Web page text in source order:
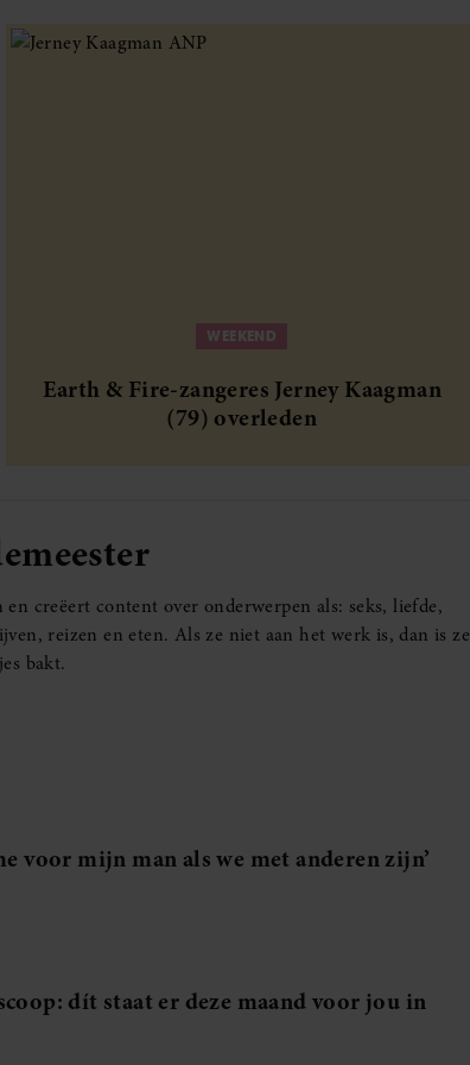
WEEKEND
Earth & Fire-zangeres Jerney Kaagman
(79) overleden
creëert content over onderwerpen als: seks, liefde,
reizen en eten. Als ze niet aan het werk is, dan is ze
bakt.
voor mijn man als we met anderen zijn’
dít staat er deze maand voor jou in